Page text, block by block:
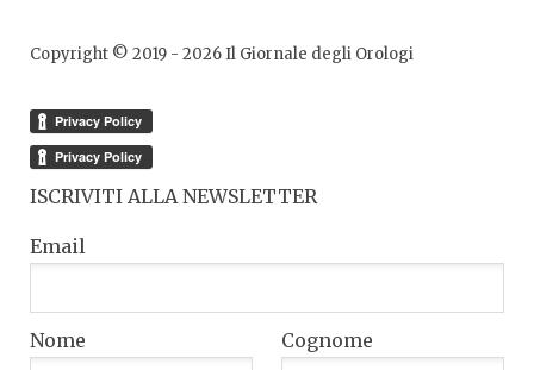
Copyright © 2019 - 2026Il Giornale degli Orologi
ISCRIVITI ALLA NEWSLETTER
Email
Nome Cognome